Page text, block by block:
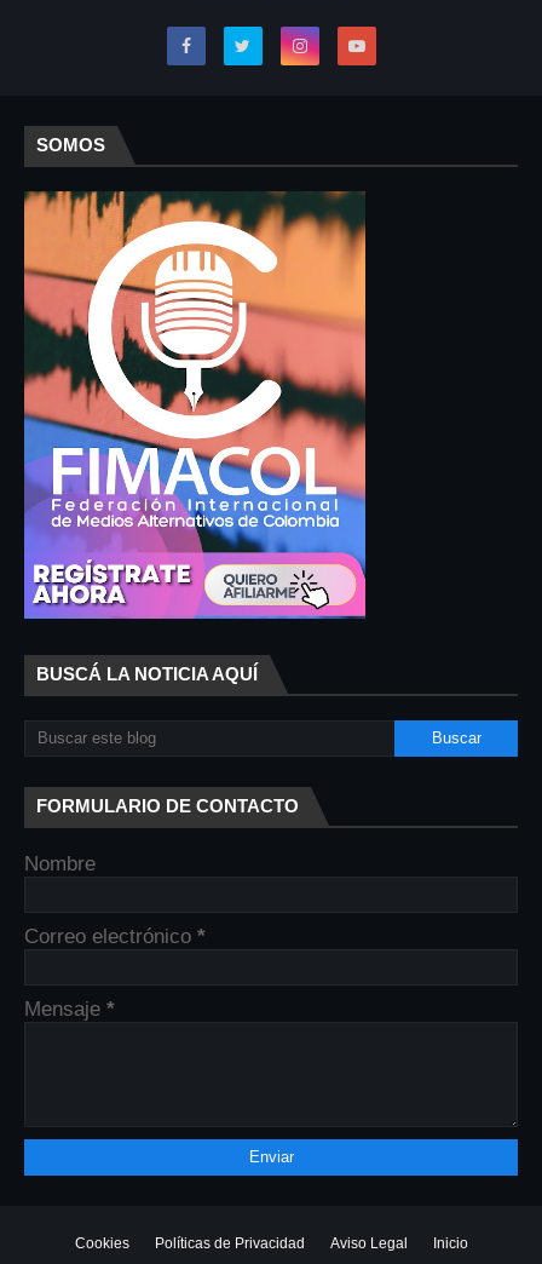
SOMOS
BUSCÁ LA NOTICIA AQUÍ
FORMULARIO DE CONTACTO
Nombre
Correo electrónico *
Mensaje *
Cookies Políticas de Privacidad Aviso Legal
Inicio